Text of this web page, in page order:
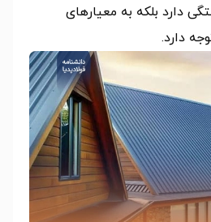
دارد بلکه به معیارهای
دارد.